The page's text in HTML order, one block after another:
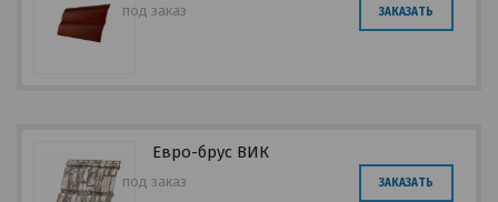
под заказ ЗАКАЗАТЬ
Евро-брус ВИК
под заказ ЗАКАЗАТЬ